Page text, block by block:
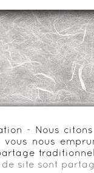
- Nous
vous nous
site sont